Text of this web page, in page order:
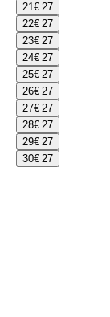
21€ 27
22€ 27
23€ 27
24€ 27
25€ 27
26€ 27
27€ 27
28€ 27
29€ 27
30€ 27